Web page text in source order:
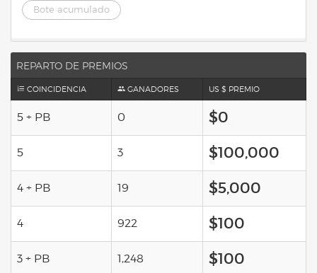
Bote acumulado
REPARTO DE PREMIOS
COINCIDENCIA GANADORES US $ PREMIO
5 + PB 0 $0
5 3 $100,000
4 + PB 19 $5,000
4 922 $100
3 + PB 1,248 $100